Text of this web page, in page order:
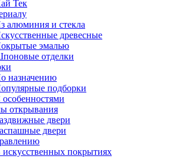
Тек
алюминия и стекла
древесные
эмалью
отделки
назначению
подборки
открывания
двери
двери
покрытиях